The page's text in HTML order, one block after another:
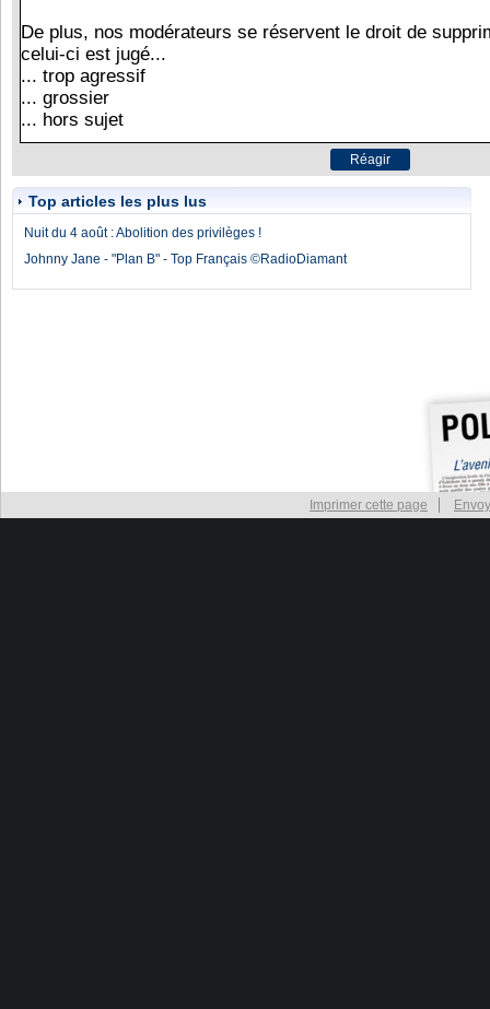
Top articles les plus lus
Nuit du 4 août : Abolition des privilèges !
Johnny Jane - "Plan B" - Top Français ©RadioDiamant
Imprimer cette page